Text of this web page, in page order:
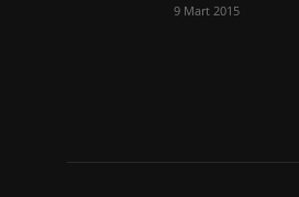
9 Mart 2015